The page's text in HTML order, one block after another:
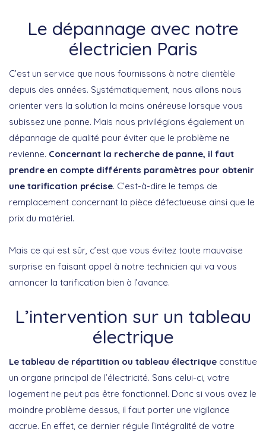
Le dépannage avec notre
électricien Paris
C’est un service que nous fournissons à notre clientèle
depuis des années. Systématiquement, nous allons nous
orienter vers la solution la moins onéreuse lorsque vous
subissez une panne. Mais nous privilégions également un
dépannage de qualité pour éviter que le problème ne
revienne. Concernant la recherche de panne, il faut
prendre en compte différents paramètres pour obtenir
une tarification précise. C’est-à-dire le temps de
remplacement concernant la pièce défectueuse ainsi que le
prix du matériel.
Mais ce qui est sûr, c’est que vous évitez toute mauvaise
surprise en faisant appel à notre technicien qui va vous
annoncer la tarification bien à l’avance.
L’intervention sur un tableau
électrique
Le tableau de répartition ou tableau électrique constitue
un organe principal de l’électricité. Sans celui-ci, votre
logement ne peut pas être fonctionnel. Donc si vous avez le
moindre problème dessus, il faut porter une vigilance
accrue. En effet, ce dernier régule l’intégralité de votre